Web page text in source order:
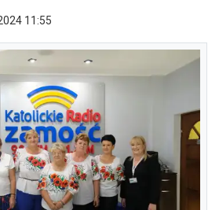
11:55